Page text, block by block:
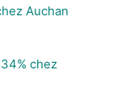
Auchan
chez